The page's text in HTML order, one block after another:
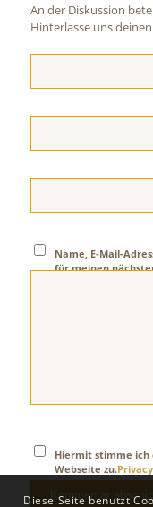
An der Diskussion
Hinterlasse uns
Name, E-Mail-
für meinen
Hiermit stimme ich
Webseite zu.
Diese Seite benutzt